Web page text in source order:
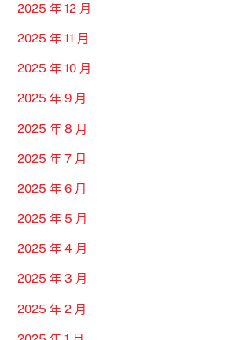
2025 年 12 月
2025 年 11 月
2025 年 10 月
2025 年 9 月
2025 年 8 月
2025 年 7 月
2025 年 6 月
2025 年 5 月
2025 年 4 月
2025 年 3 月
2025 年 2 月